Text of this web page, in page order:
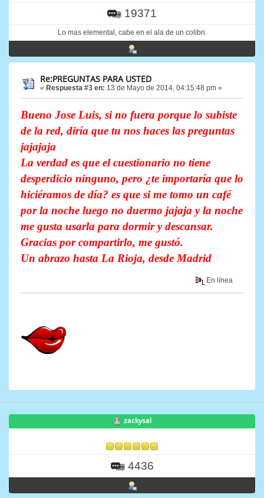
19371
Lo mas elemental, cabe en el ala de un colibri.
Re:PREGUNTAS PARA USTED
« Respuesta #3 en: 13 de Mayo de 2014, 04:15:48 pm »
Bueno Jose Luis, si no fuera porque lo subiste
de la red, diría que tu nos haces las preguntas
jajajaja
La verdad es que el cuestionario no tiene
desperdicio ninguno, pero ¿te importaría que lo
hiciéramos de día? es que si me tomo un café
por la noche luego no duermo jajaja y la noche
me gusta usarla para dormir y descansar.
Gracias por compartirlo, me gustó.
Un abrazo hasta La Rioja, desde Madrid
En línea
zackysal
4436